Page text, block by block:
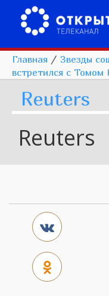
Главная / Звезды
встретился с Томом
Reuters
Reuters